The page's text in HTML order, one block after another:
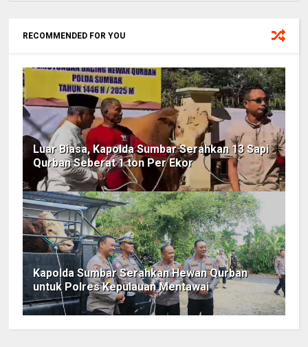
RECOMMENDED FOR YOU
Luar Biasa, Kapolda Sumbar Serahkan 13 Sapi
Qurban Seberat 1 ton Per Ekor
Kapolda Sumbar Serahkan Hewan Qurban
untuk Polres Kepulauan Mentawai